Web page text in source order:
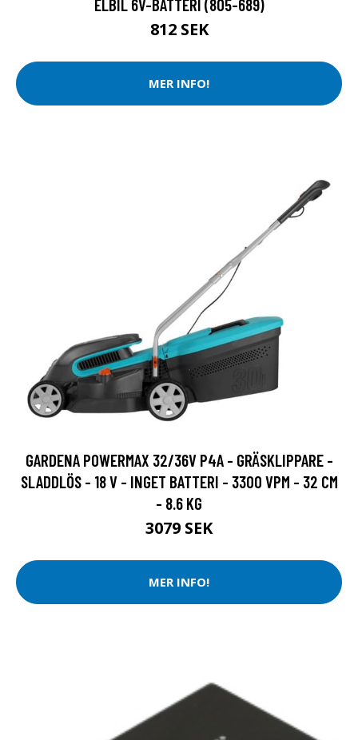
ELBIL 6V-BATTERI (805-689)
812 SEK
MER INFO!
GARDENA POWERMAX 32/36V P4A - GRÄSKLIPPARE -
SLADDLÖS - 18 V - INGET BATTERI - 3300 VPM - 32 CM
- 8.6 KG
3079 SEK
MER INFO!